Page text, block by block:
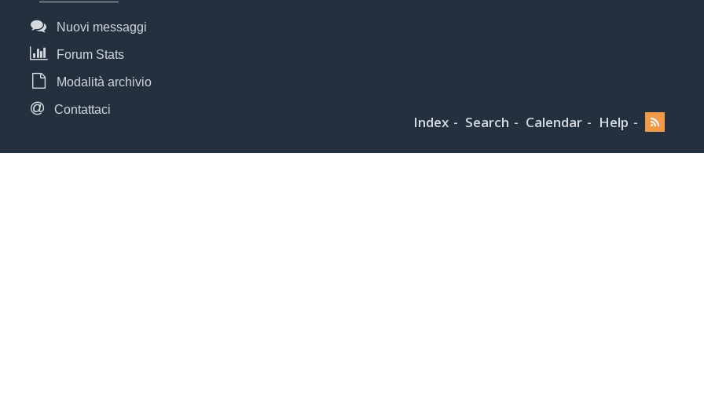
Nuovi messaggi
Forum Stats
Modalità archivio
Contattaci
Index Search Calendar Help